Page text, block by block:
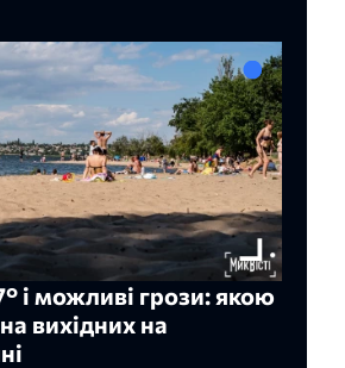
і можливі грози: якою
вихідних на